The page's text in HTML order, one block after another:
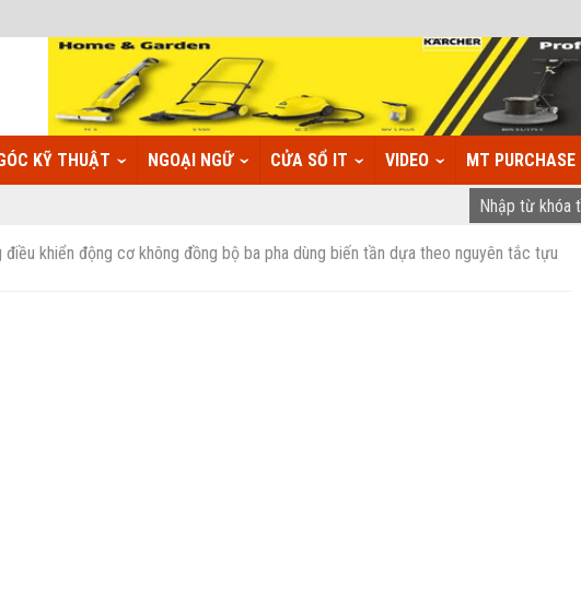
KỸ THUẬT NGOẠI NGỮ CỬA SỔ IT VIDEO MT PURCHASE
điều khiển động cơ không đồng bộ ba pha dùng biến tần dựa theo nguyên tắc tựu